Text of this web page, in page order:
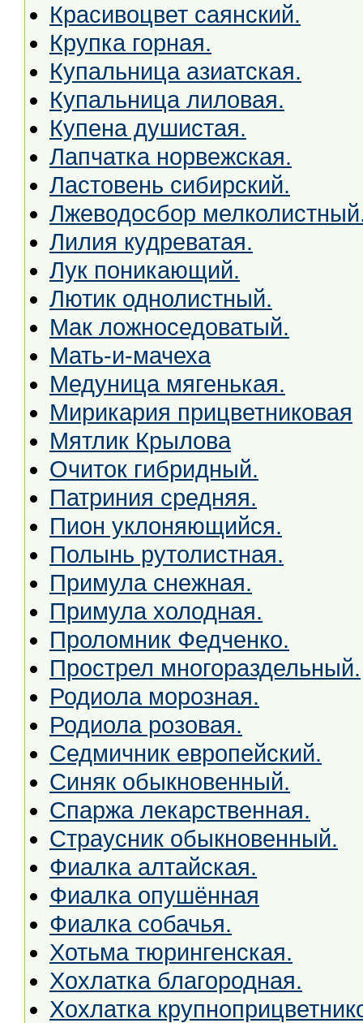
Красивоцвет саянский.
Крупка горная.
Купальница азиатская.
Купальница лиловая.
Купена душистая.
Лапчатка норвежская.
Ластовень сибирский.
Лжеводосбор
Лилия кудреватая.
Лук поникающий.
Лютик однолистный.
Мак ложноседоватый.
Мать-и-мачеха
Медуница мягенькая.
Мирикария прицветниковая
Мятлик Крылова
Очиток гибридный.
Патриния средняя.
Пион уклоняющийся.
Полынь рутолистная.
Примула снежная.
Примула холодная.
Проломник Федченко.
Прострел многораздельный.
Родиола морозная.
Родиола розовая.
Седмичник европейский.
Синяк обыкновенный.
Спаржа лекарственная.
Страусник обыкновенный.
Фиалка алтайская.
Фиалка опушённая
Фиалка собачья.
Хотьма тюрингенская.
Хохлатка благородная.
Хохлатка